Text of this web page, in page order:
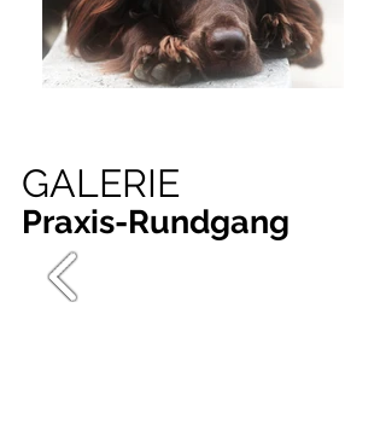
GALERIE
Praxis-Rundgang